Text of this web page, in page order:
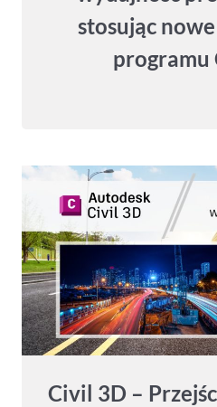
stosując
programu
Civil 3D –